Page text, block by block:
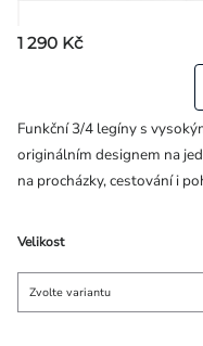
1 290 Kč
Velikost
Funkční 3/4 legíny s
originálním designem na
na procházky, cestování i